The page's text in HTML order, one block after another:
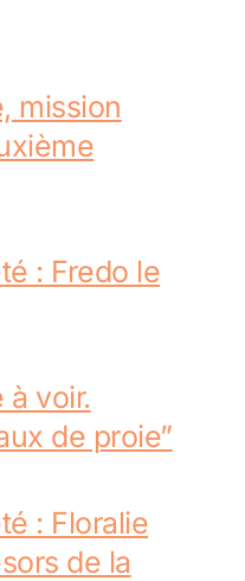
mission
: Fredo le
à voir.
de proie”
: Floralie
de la